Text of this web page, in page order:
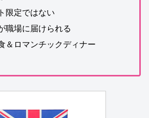
限定ではない
職場に届けられる
＆ロマンチックディナー